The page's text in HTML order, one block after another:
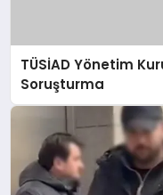
TÜSİAD Yönetim
Soruşturma